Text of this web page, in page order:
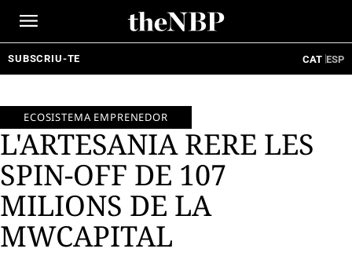
SUBSCRIU-TE CAT ESP
ECOSISTEMA EMPRENEDOR
L'ARTESANIA RERE LES
SPIN-OFF DE 107
MILIONS DE LA
MWCAPITAL